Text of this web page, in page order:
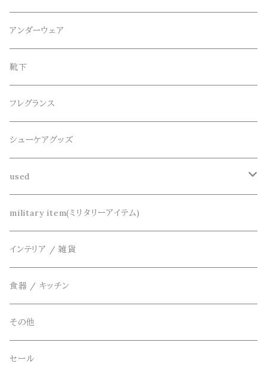
CANDY DESIGN&WORKS(CDW)
collonil(コロニル)
CountyComm(カウンティーコム)
dros dro(ドロスドロ)
DETAIL(ディティール)
THE FLAVOR DESIGN(ザ フレーバーデザイン)
FOB FACTORY(エフオービーファクトリー)
Four Seasons Garage(FSG)
freewaters(フリーウォータース)
GLOBE(グローブ)
シャツ
カーディガン
ショート
シューズ
シューズ
サンダル
メガネ、サングラス
ベルト
腕時計
キーアクセサリー
財布、コインケース、マネークリップ
鞄
リング
ブレスレット、バングル
ネックレス
アンダーウェア
靴下
フレグランス
シューケアグッズ
used
リメイク
アクセサリー
military item(ミリタリーアイテム)
インテリア / 雑貨
食器 / キッチン
その他
セール